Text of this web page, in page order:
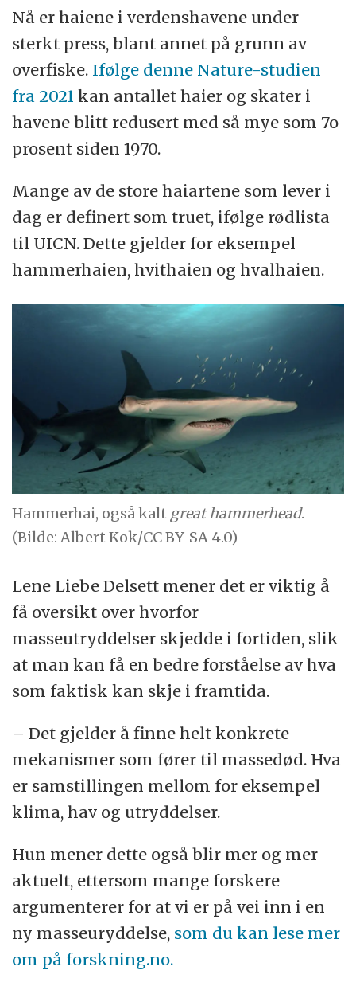
Nå er haiene i verdenshavene under
sterkt press, blant annet på grunn av
overfiske. Ifølge denne Nature-studien
fra 2021 kan antallet haier og skater i
havene blitt redusert med så mye som 7o
prosent siden 1970.
Mange av de store haiartene som lever i
dag er definert som truet, ifølge rødlista
til UICN. Dette gjelder for eksempel
hammerhaien, hvithaien og hvalhaien.
Hammerhai, også kalt great hammerhead.
(Bilde: Albert Kok/CC BY-SA 4.0)
Lene Liebe Delsett mener det er viktig å
få oversikt over hvorfor
masseutryddelser skjedde i fortiden, slik
at man kan få en bedre forståelse av hva
som faktisk kan skje i framtida.
– Det gjelder å finne helt konkrete
mekanismer som fører til massedød. Hva
er samstillingen mellom for eksempel
klima, hav og utryddelser.
Hun mener dette også blir mer og mer
aktuelt, ettersom mange forskere
argumenterer for at vi er på vei inn i en
ny masseuryddelse, som du kan lese mer
om på forskning.no.